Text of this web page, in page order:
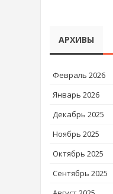
АРХИВЫ
Февраль 2026
Январь 2026
Декабрь 2025
Ноябрь 2025
Октябрь 2025
Сентябрь 2025